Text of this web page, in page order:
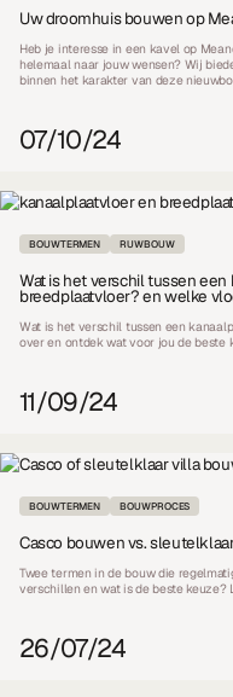
Uw droomhuis bouwen op
Heb je interesse in een kavel op
helemaal naar jouw wensen? Wij
binnen het karakter van deze
07/10/24
BOUWTERMEN RUWBOUW
Wat is het verschil tussen
breedplaatvloer? en welke
Wat is het verschil tussen een
over en ontdek wat voor jou de beste
11/09/24
BOUWTERMEN BOUWPROCES
Casco bouwen vs.
Twee termen in de bouw die
verschillen en wat is de beste keuze?
26/07/24